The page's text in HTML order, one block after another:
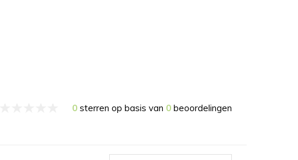
0 sterren op basis van 0 beoordelingen